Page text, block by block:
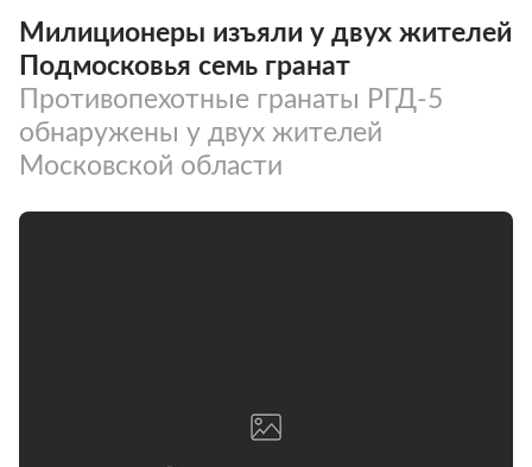
Милиционеры изъяли у двух жителей
Подмосковья семь гранат
Противопехотные гранаты РГД-5
обнаружены у двух жителей
Московской области